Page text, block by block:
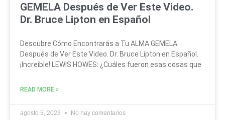
GEMELA Después de Ver Este Video.
Dr. Bruce Lipton en Español
Descubre Cómo Encontrarás a Tu ALMA GEMELA
Después de Ver Este Video. Dr. Bruce Lipton en Español.
¡Increíble! LEWIS HOWES: ¿Cuáles fueron esas cosas que
READ MORE »
agosto 5, 2023 No hay comentarios